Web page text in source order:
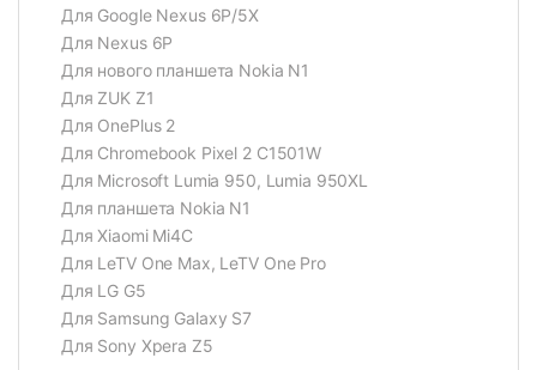
Для Google Nexus 6P/5X
Для Nexus 6P
Для нового планшета Nokia N1
Для ZUK Z1
Для OnePlus 2
Для Chromebook Pixel 2 C1501W
Для Microsoft Lumia 950, Lumia 950XL
Для планшета Nokia N1
Для Xiaomi Mi4C
Для LeTV One Max, LeTV One Pro
Для LG G5
Для Samsung Galaxy S7
Для Sony Xpera Z5